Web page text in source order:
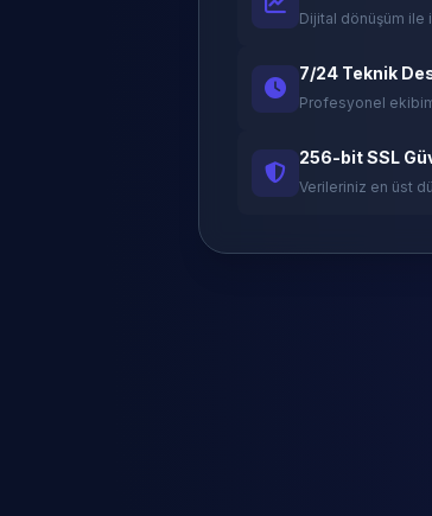
Dijital dönüşüm ile
7/24 Teknik
Profesyonel
256-bit SSL
Verileriniz en üst